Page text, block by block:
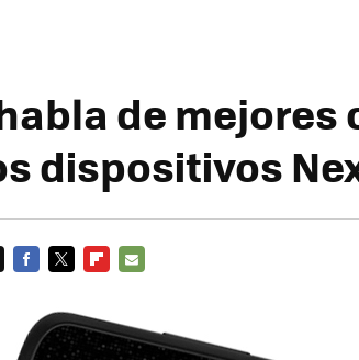
de mejores
dispositivos